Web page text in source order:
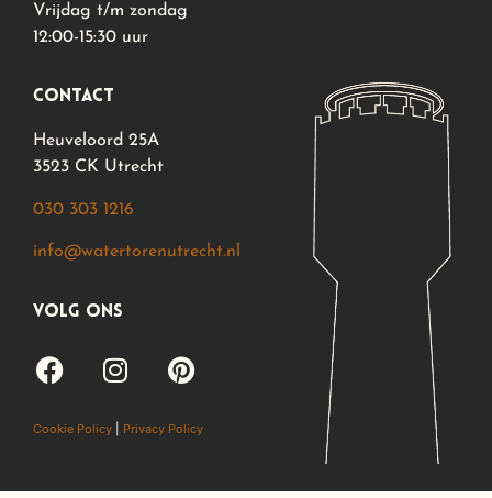
Vrijdag t/m zondag
12:00-15:30 uur
contact
Heuveloord 25A
3523 CK Utrecht
030 303 1216
info@watertorenutrecht.nl
volg ons
Cookie Policy Privacy Policy